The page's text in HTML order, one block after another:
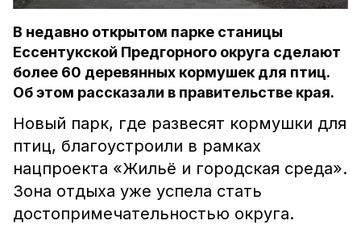
В недавно открытом парке станицы
Ессентукской Предгорного округа сделают
более 60 деревянных кормушек для птиц.
Об этом рассказали в правительстве края.
Новый парк, где развесят кормушки для
птиц, благоустроили в рамках
нацпроекта «Жильё и городская среда».
Зона отдыха уже успела стать
достопримечательностью округа.